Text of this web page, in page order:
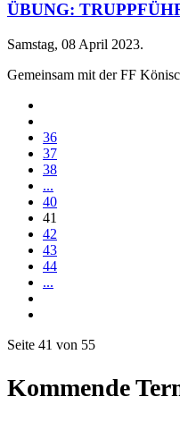
ÜBUNG:
Samstag, 08 April 2023.
Gemeinsam mit der FF
36
37
38
...
40
41
42
43
44
...
Seite 41 von 55
Kommende